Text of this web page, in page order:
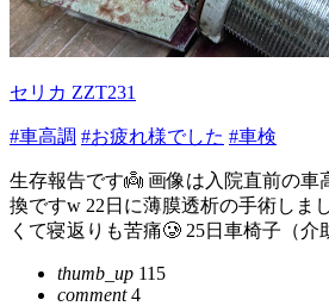
セリカ ZZT231
#車高調 #お疲れ様でした #車検
生存報告です👼 画像は入院直前の車
換ですw 22日に薄膜透析の手術しま
くて寝返りも苦痛🥲 25日車椅子（介
thumb_up 115
comment4